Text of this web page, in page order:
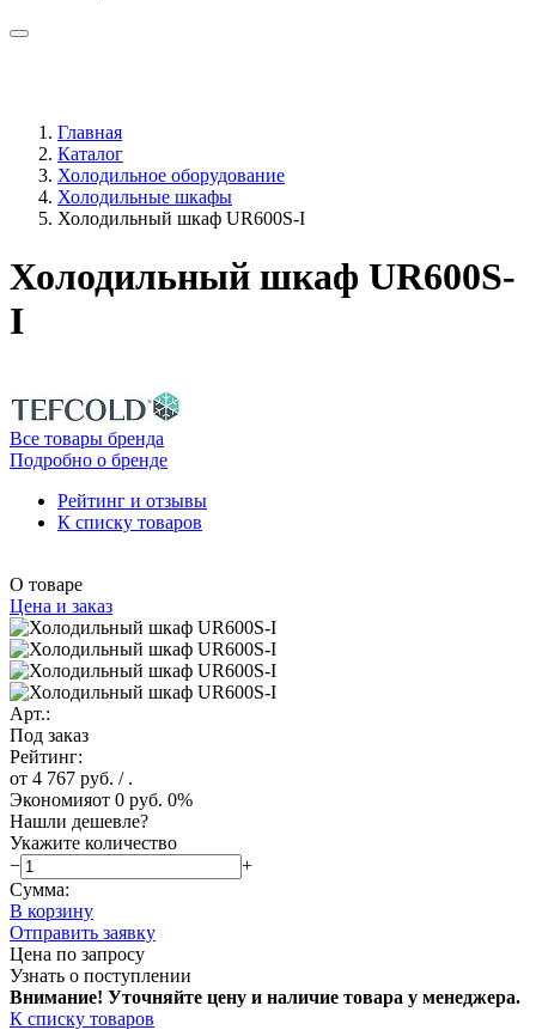
Главная
Каталог
Холодильное оборудование
Холодильные шкафы
Холодильный шкаф UR600S-I
Холодильный шкаф UR600S-
I
Все товары бренда
Подробно о бренде
Рейтинг и отзывы
К списку товаров
О товаре
Цена и заказ
Арт.:
Под заказ
Рейтинг:
от 4 767 руб. / .
Экономияот 0 руб. 0%
Нашли дешевле?
Укажите количество
−
+
Сумма:
В корзину
Отправить заявку
Цена по запросу
Узнать о поступлении
Внимание! Уточняйте цену и наличие товара у менеджера.
К списку товаров